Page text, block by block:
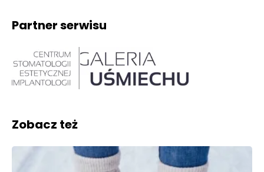
Partner serwisu
Zobacz też